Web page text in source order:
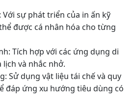
Với sự phát triển của in ấn kỹ
được cá nhân hóa cho từng
Tích hợp với các ứng dụng di
và nhắc nhở.
Sử dụng vật liệu tái chế và quy
đáp ứng xu hướng tiêu dùng có